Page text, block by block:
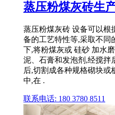
蒸压粉煤灰砖生
蒸压粉煤灰砖 设备可以根
备的工艺特性等,采取不同
下,将粉煤灰或 硅砂 加水
泥、石膏和发泡剂,经搅拌
后,切割成各种规格砌块或
中,在 .
联系电话: 180 3780 8511